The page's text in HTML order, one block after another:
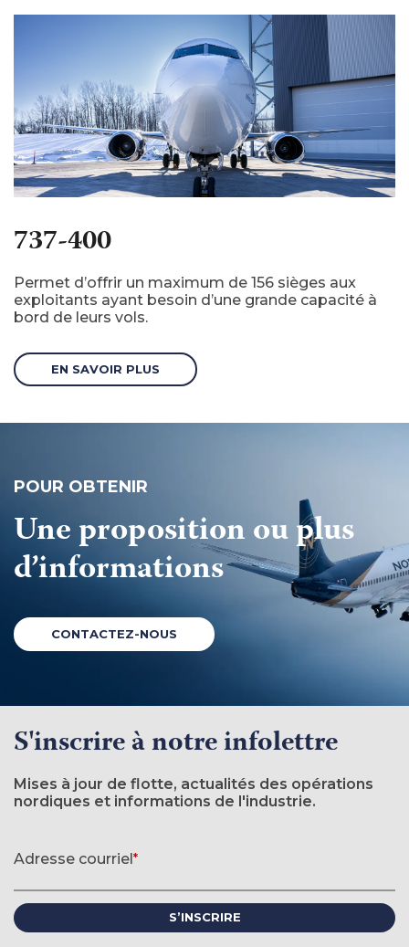
737-400
Permet d’offrir un maximum de 156 sièges aux
exploitants ayant besoin d’une grande capacité à
bord de leurs vols.
EN SAVOIR PLUS
POUR OBTENIR
Une proposition ouplus
d’informations
CONTACTEZ-NOUS
S'inscrire à notre infolettre
Mises à jour de flotte, actualités des opérations
nordiques et informations de l'industrie.
Adresse courriel*